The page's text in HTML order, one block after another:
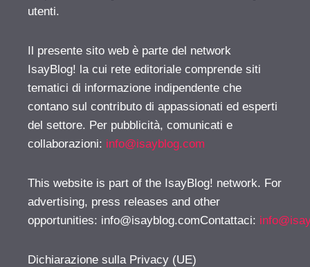
utenti.
Il presente sito web è parte del network
IsayBlog! la cui rete editoriale comprende siti
tematici di informazione indipendente che
contano sul contributo di appassionati ed esperti
del settore. Per pubblicità, comunicati e
collaborazioni: info@isayblog.com
This website is part of the IsayBlog! network. For
advertising, press releases and other
opportunities: info@isayblog.comContattaci:
Dichiarazione sulla Privacy (UE)